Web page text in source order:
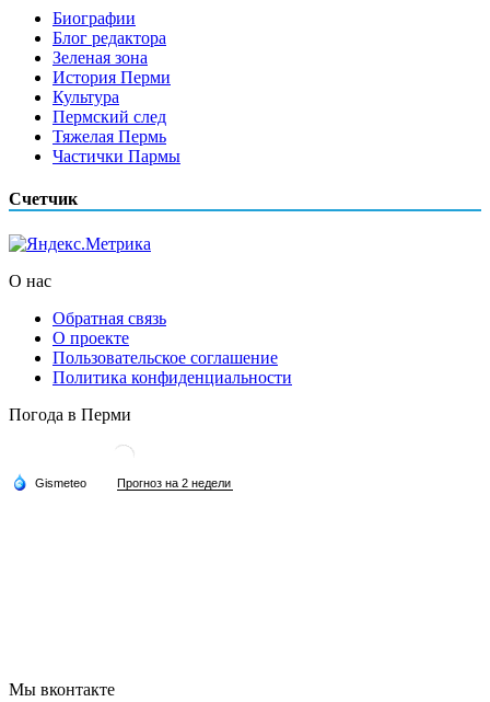
Биографии
Блог редактора
Зеленая зона
История Перми
Культура
Пермский след
Тяжелая Пермь
Частички Пармы
Счетчик
О нас
Обратная связь
О проекте
Пользовательское соглашение
Политика конфиденциальности
Погода в Перми
Мы вконтакте